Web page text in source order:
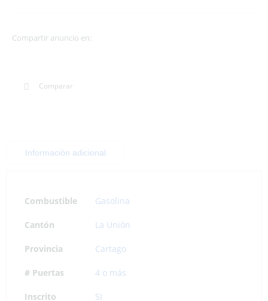
Compartir anuncio en:
Comparar
Información adicional
Combustible Gasolina
Cantón La Unión
Provincia Cartago
# Puertas 4 o más
Inscrito SI